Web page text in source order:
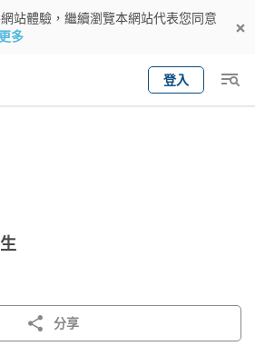
站體驗，繼續瀏覽本網站代表您同意
多
登入
分享